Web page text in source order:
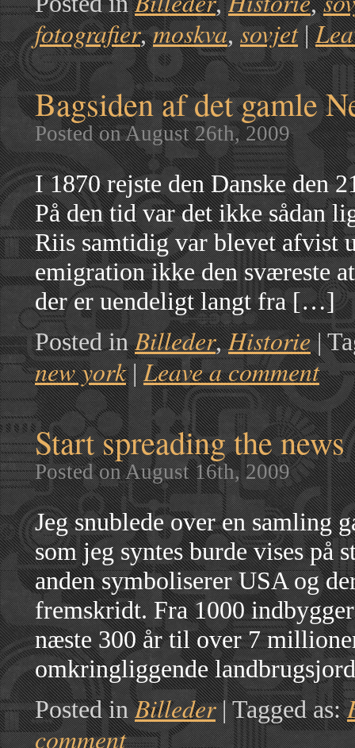
fotografier,moskva,sovjet |
Bagsiden af det gamle
Posted on August 26th, 2009
I 1870 rejste den Danske den
På den tid var det ikke sådan
Riis samtidig var blevet afvist
emigration ikke den sværeste
der er uendeligt langt fra […]
Posted in Billeder,Historie |
new york | Leave a comment
Start spreading the news
Posted on August 16th, 2009
Jeg snublede over en samling
som jeg syntes burde vises på
anden symboliserer USA og
fremskridt. Fra 1000
næste 300 år til over 7
omkringliggende
Posted in Billeder | Tagged as:
comment